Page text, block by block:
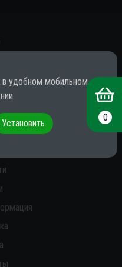
экстремистской на территории
0
удобном мобильном
Установить